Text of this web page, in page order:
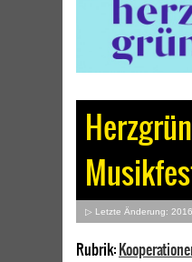
▷ Letzte Änderung:
Rubrik: